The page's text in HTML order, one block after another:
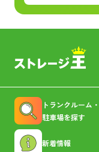
トランクルーム・
駐車場を探す
新着情報